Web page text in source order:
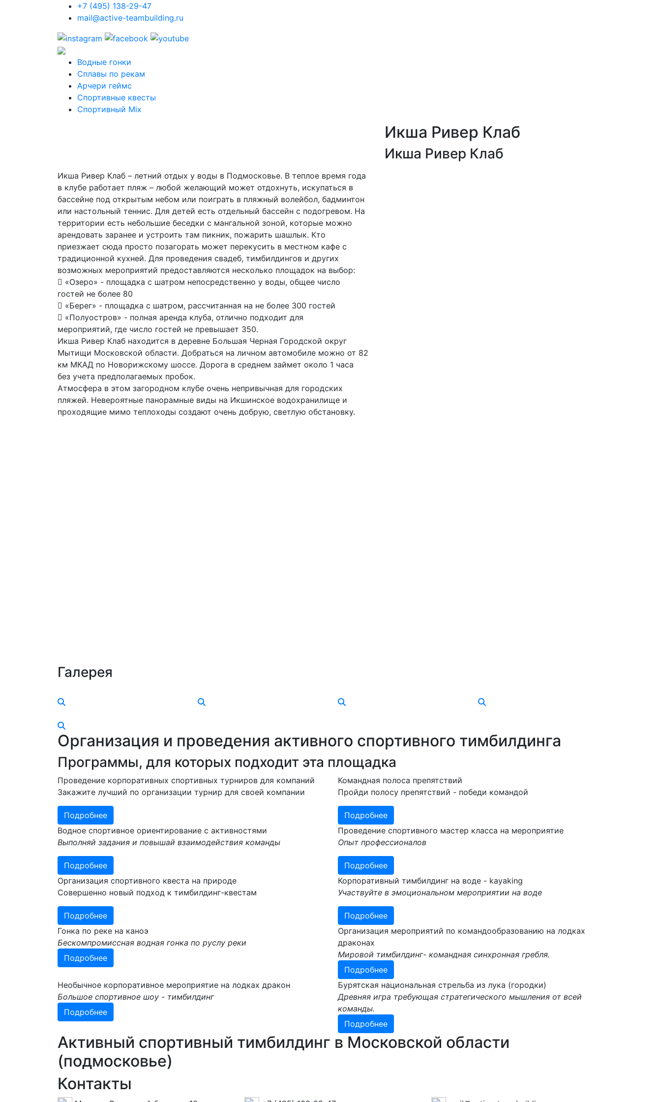
+7 (495) 138-29-47
mail@active-teambuilding.ru
Водные гонки
Сплавы по рекам
Арчери геймс
Спортивные квесты
Спортивный Mix
Икша Ривер Клаб
Икша Ривер Клаб
Икша Ривер Клаб – летний отдых у воды в Подмосковье. В теплое время года
в клубе работает пляж – любой желающий может отдохнуть, искупаться в
бассейне под открытым небом или поиграть в пляжный волейбол, бадминтон
или настольный теннис. Для детей есть отдельный бассейн с подогревом. На
территории есть небольшие беседки с мангальной зоной, которые можно
арендовать заранее и устроить там пикник, пожарить шашлык. Кто
приезжает сюда просто позагорать может перекусить в местном кафе с
традиционной кухней. Для проведения свадеб, тимбилдингов и других
возможных мероприятий предоставляются несколько площадок на выбор:
 «Озеро» - площадка с шатром непосредственно у воды, общее число
гостей не более 80
 «Берег» - площадка с шатром, рассчитанная на не более 300 гостей
 «Полуостров» - полная аренда клуба, отлично подходит для
мероприятий, где число гостей не превышает 350.
Икша Ривер Клаб находится в деревне Большая Черная Городской округ
Мытищи Московской области. Добраться на личном автомобиле можно от 82
км МКАД по Новорижскому шоссе. Дорога в среднем займет около 1 часа
без учета предполагаемых пробок.
Атмосфера в этом загородном клубе очень непривычная для городских
пляжей. Невероятные панорамные виды на Икшинское водохранилище и
проходящие мимо теплоходы создают очень добрую, светлую обстановку.
Галерея
Организация и проведения активного спортивного тимбилдинга
Программы, для которых подходит эта площадка
Проведение корпоративных спортивных турниров для компаний
Закажите лучший по организации турнир для своей компании
Подробнее
Командная полоса препятствий
Пройди полосу препятствий - победи командой
Подробнее
Водное спортивное ориентирование с активностями
Выполняй задания и повышай взаимодействия команды
Подробнее
Проведение спортивного мастер класса на мероприятие
Опыт профессионалов
Подробнее
Организация спортивного квеста на природе
Совершенно новый подход к тимбилдинг-квестам
Подробнее
Корпоративный тимбилдинг на воде - kayaking
Участвуйте в эмоциональном мероприятии на воде
Подробнее
Гонка по реке на каноэ
Бескомпромиссная водная гонка по руслу реки
Подробнее
Организация мероприятий по командообразованию на лодках
драконах
Мировой тимбилдинг- командная синхронная гребля.
Подробнее
Необычное корпоративное мероприятие на лодках дракон
Большое спортивное шоу - тимбилдинг
Подробнее
Бурятская национальная стрельба из лука (городки)
Древняя игра требующая стратегического мышления от всей
команды.
Подробнее
Активный спортивный тимбилдинг в Московской области
(подмосковье)
Контакты